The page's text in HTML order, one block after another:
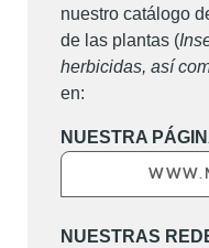
nuestro catálogo
de las plantas (
herbicidas, así
en:
NUESTRA
NUESTRAS